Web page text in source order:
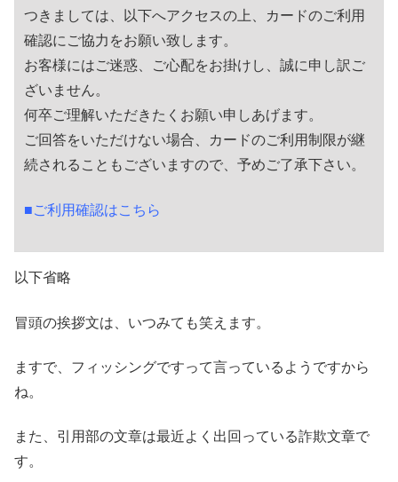
つきましては、以下へアクセスの上、カードのご利用
確認にご協力をお願い致します。
お客様にはご迷惑、ご心配をお掛けし、誠に申し訳ご
ざいません。
何卒ご理解いただきたくお願い申しあげます。
ご回答をいただけない場合、カードのご利用制限が継
続されることもございますので、予めご了承下さい。
■ご利用確認はこちら
以下省略
冒頭の挨拶文は、いつみても笑えます。
ますで、フィッシングですって言っているようですから
ね。
また、引用部の文章は最近よく出回っている詐欺文章で
す。